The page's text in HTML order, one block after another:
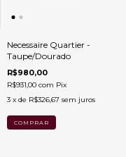
Necessaire Quartier -
Taupe/Dourado
R$980,00
R$931,00 com Pix
3 x de R$326,67 sem juros